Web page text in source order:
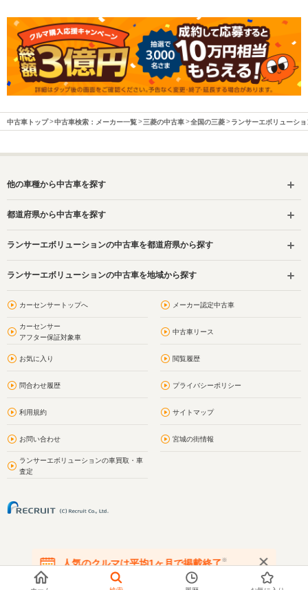
中古車トップ 中古車検索：メーカー一覧 三菱の中古車 全国の三菱 ランサーエボリューシ
他の車種から中古車を探す
都道府県から中古車を探す
ランサーエボリューションの中古車を都道府県から探す
ランサーエボリューションの中古車を地域から探す
カーセンサートップへ メーカー認定中古車
カーセンサー
アフター保証対象車
中古車リース
お気に入り 閲覧履歴
問合わせ履歴 プライバシーポリシー
利用規約 サイトマップ
お問い合わせ 宮城の街情報
ランサーエボリューションの車買取・車
査定
人気のクルマは平均1ヶ月で掲載終了※
在庫が無くなる前にお問い合わせください